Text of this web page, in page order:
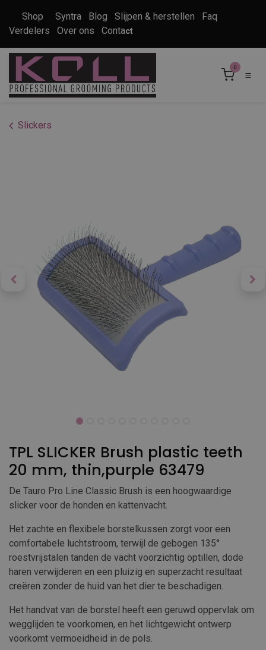
Shop Syntra Blog Slijpen & herstellen
Faq
Verdelers
Over ons Contact
0
Slickers
TPL SLICKER Brush plastic teeth
20 mm, thin,purple 63479
De Tauro Pro Line Classic Brush is een hoogwaardige
slicker voor de honden en kattenvacht.
Het zachte en flexibele borstelkussen zorgt voor een
comfortabele luchtstroom, terwijl de gebogen 135°
roestvrijstalen tanden de vacht voorzichtig optillen, dode
haren verwijderen en een pluizig en superzacht resultaat
creëren zonder de huid van het dier te beschadigen.
Het handvat van de borstel heeft een geruwd oppervlak om
wegglijden te voorkomen, en het lichtgewicht ontwerp
voorkomt vermoeidheid in de pols.